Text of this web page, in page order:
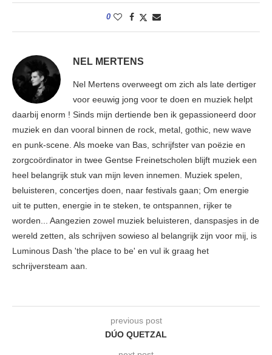
0
NEL MERTENS
Nel Mertens overweegt om zich als late dertiger
voor eeuwig jong voor te doen en muziek helpt
daarbij enorm ! Sinds mijn dertiende ben ik gepassioneerd door
muziek en dan vooral binnen de rock, metal, gothic, new wave
en punk-scene. Als moeke van Bas, schrijfster van poëzie en
zorgcoördinator in twee Gentse Freinetscholen blijft muziek een
heel belangrijk stuk van mijn leven innemen. Muziek spelen,
beluisteren, concertjes doen, naar festivals gaan; Om energie
uit te putten, energie in te steken, te ontspannen, rijker te
worden... Aangezien zowel muziek beluisteren, danspasjes in de
wereld zetten, als schrijven sowieso al belangrijk zijn voor mij, is
Luminous Dash 'the place to be' en vul ik graag het
schrijversteam aan.
previous post
DÚO QUETZAL